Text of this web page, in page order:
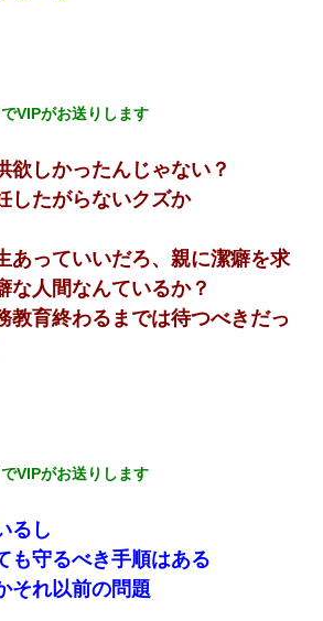
VIPがお送りします
欲しかったんじゃない？
したがらないクズか
あっていいだろ、親に潔癖を求
な人間なんているか？
教育終わるまでは待つべきだっ
VIPがお送りします
るし
も守るべき手順はある
それ以前の問題